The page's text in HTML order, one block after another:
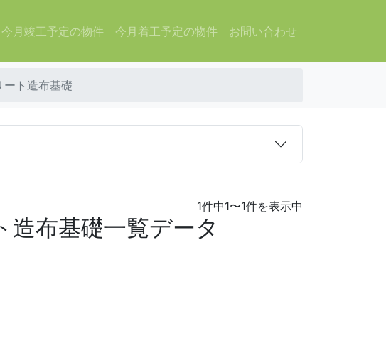
今月竣工予定の物件 今月着工予定の物件 お問い合わせ
ート造布基礎
1件中1〜1件を表示中
布基礎一覧データ